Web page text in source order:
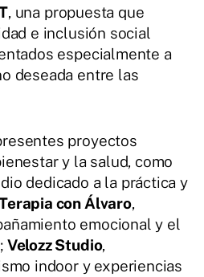
, una propuesta que
e inclusión social
especialmente a
deseada entre las
proyectos
y la salud, como
dedicado a la práctica y
con Álvaro,
emocional y el
Velozz Studio,
indoor y experiencias